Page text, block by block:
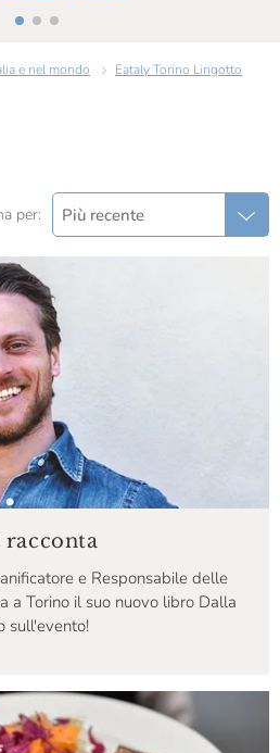
e nel mondo Eataly Torino Lingotto
per: Più recente
e Responsabile delle
a Torino il suo nuovo libro Dalla
sull'evento!